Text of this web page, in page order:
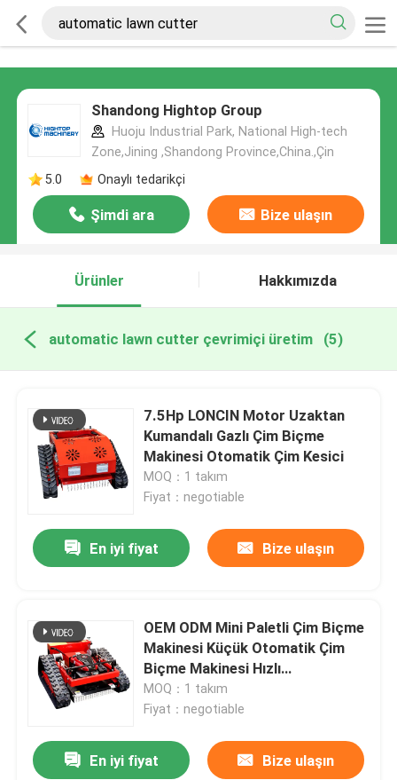
Shandong Hightop Group
Huoju Industrial Park, National High-tech
Zone,Jining ,Shandong Province,China.,Çin
5.0
Onaylı tedarikçi
Şimdi ara Bize ulaşın
Ürünler Hakkımızda
automatic lawn cutter çevrimiçi üretim (5)
7.5Hp LONCIN Motor Uzaktan
Kumandalı Gazlı Çim Biçme
Makinesi Otomatik Çim Kesici
MOQ：1 takım
Fiyat：negotiable
En iyi fiyat Bize ulaşın
OEM ODM Mini Paletli Çim Biçme
Makinesi Küçük Otomatik Çim
Biçme Makinesi Hızlı
Ayıklayacaktır
MOQ：1 takım
Fiyat：negotiable
En iyi fiyat Bize ulaşın